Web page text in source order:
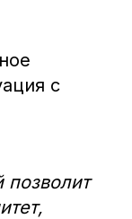
с
позволит